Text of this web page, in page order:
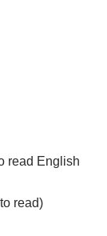
read English
read)